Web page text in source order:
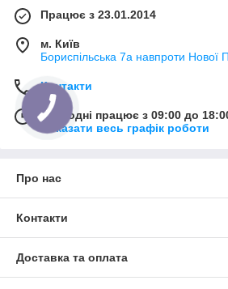
Працює з 23.01.2014
м. Київ
Бориспільська 7а навпроти Нової
Контакти
Сьогодні працює з 09:00 до
Показати весь графік роботи
Про нас
Контакти
Доставка та оплата